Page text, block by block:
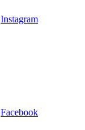
Instagram
Facebook